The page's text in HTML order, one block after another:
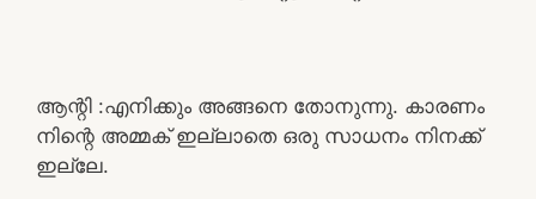
ആന്റി :എനിക്കും അങ്ങനെ തോനുന്നു. കാരണം
നിന്റെ അമ്മക് ഇല്ലാതെ ഒരു സാധനം നിനക്ക്
ഇല്ലേ.